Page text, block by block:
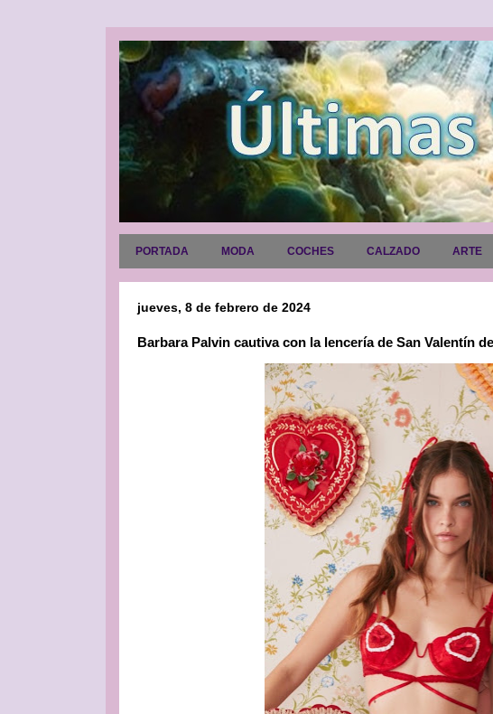
PORTADA MODA COCHES CALZADO ARTE
jueves, 8 de febrero de 2024
Barbara Palvin cautiva con la lencería de San Valentín